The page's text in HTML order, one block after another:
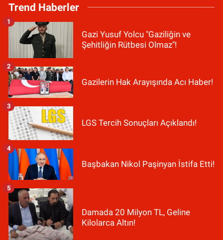
Trend Haberler
Gazi Yusuf Yolcu "Gaziliğin ve
Şehitliğin Rütbesi Olmaz"!
1
Gazilerin Hak Arayışında Acı Haber!
2
LGS Tercih Sonuçları Açıklandı!
3
Başbakan Nikol Paşinyan İstifa Etti!
4
Damada 20 Milyon TL, Geline
Kilolarca Altın!
5